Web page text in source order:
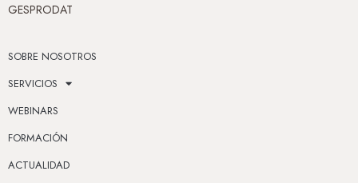
GESPRODAT
SOBRE NOSOTROS
SERVICIOS
WEBINARS
FORMACIÓN
ACTUALIDAD